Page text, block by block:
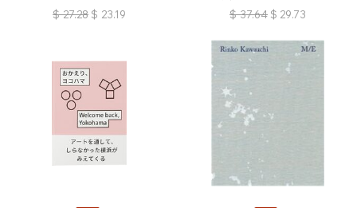
$ 27.28 $ 23.19
$ 37.64 $ 29.73